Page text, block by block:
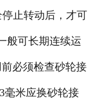
止转动后，才可
般可长期连续运
必须检查砂轮接
毫米应换砂轮接